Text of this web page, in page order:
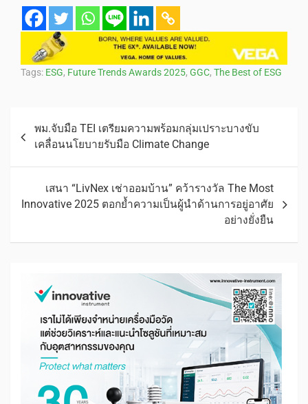
Tags: ESG, Future Trends Awards 2025, GGC, The Best of ESG
พม.จับมือ TEI เตรียมความพร้อมกลุ่มเปราะบางขับ
เคลื่อนนโยบายรับมือ Climate Change
เสนา “LivNex เช่าออมบ้าน” คว้ารางวัล The Most
Innovative 2025 ตอกย้ำความเป็นผู้นำด้านการอยู่อาศัย
อย่างยั่งยืน